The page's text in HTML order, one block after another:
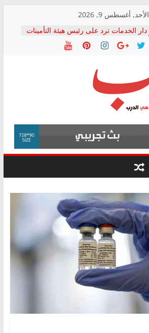
الأحد, أغسطس 9, 2026
دار الخدمات ترد على رئيس هيئة التأمينات
بعد مؤتمره الصحفي: إنكار الأزمة لا ينهي
معاناة أصحاب المعاشات.. ونطالب بكشف
فرحات سليمان يكتب: القطاع الصحي إلى
أين؟
حزب التحالف الشعبي يطلق لجنة “الحق
في الصحة” بالإسكندرية لرصد الانتهاكات
ودعم المرضى
الوزاري لمدينة الصحفيين.. وانتهاء أعمال
إنشاء المبنى الإداري
المجلس القومي لحقوق الإنسان يعلن
متابعة قضية الدكتور محمد زهران.. ويؤكد:
قرينة البراءة وضمانات المحاكمة العادلة